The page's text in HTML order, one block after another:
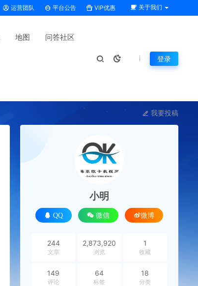
运营团队 平台公告 VIP优惠 关于我们
地图 问答社区
登录
我要投稿
小明
QQ 微信 微博
244
文章
2,873,920
浏览
1
收藏
149
评论
64
标签
18
分类